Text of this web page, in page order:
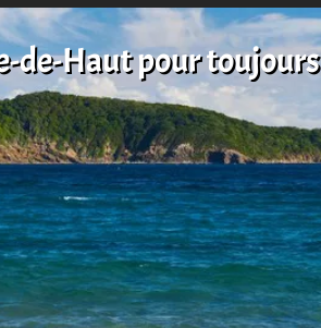
Haut pour toujours